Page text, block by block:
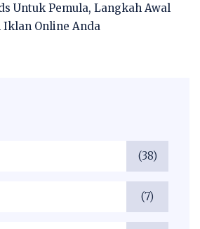
(38)
(7)
Untuk Pemula, Langkah Awal
Online Anda